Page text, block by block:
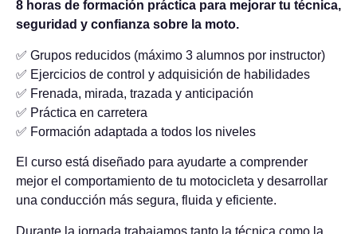
8 horas de formación práctica para mejorar tu técnica,
seguridad y confianza sobre la moto.
✅ Grupos reducidos (máximo 3 alumnos por instructor)
✅ Ejercicios de control y adquisición de habilidades
✅ Frenada, mirada, trazada y anticipación
✅ Práctica en carretera
✅ Formación adaptada a todos los niveles
El curso está diseñado para ayudarte a comprender
mejor el comportamiento de tu motocicleta y desarrollar
una conducción más segura, fluida y eficiente.
Durante la jornada trabajamos tanto la técnica como la